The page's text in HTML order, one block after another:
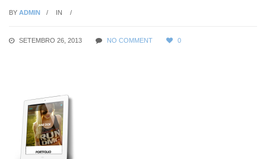
BY ADMIN IN
SETEMBRO 26, 2013 NO COMMENT 0